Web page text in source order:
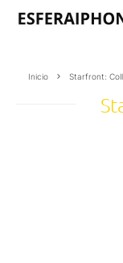
Inicio Starfront: